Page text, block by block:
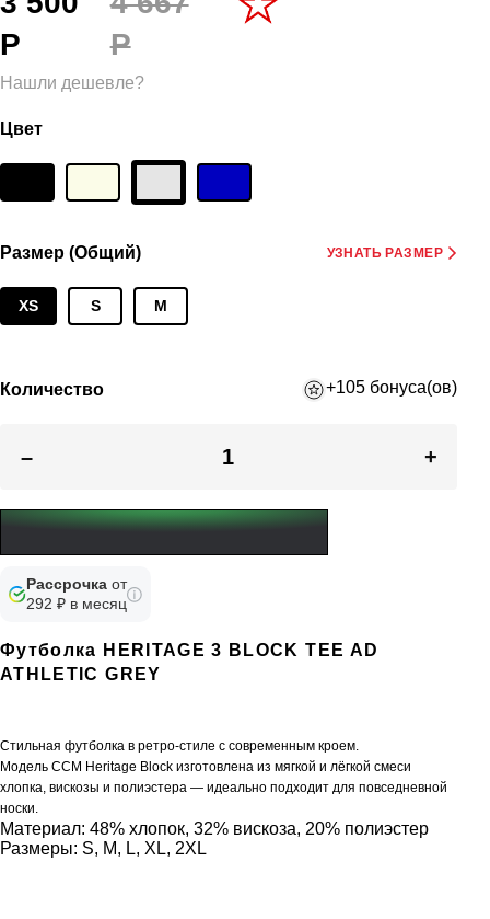
Р
Р
Нашли дешевле?
Цвет
Размер (Общий) УЗНАТЬ РАЗМЕР
XS S M
Количество +105 бонуса(ов)
– +
Рассрочка от
292 ₽ в месяц
Футболка HERITAGE 3 BLOCK TEE AD
ATHLETIC GREY
Стильная футболка в ретро-стиле с современным кроем.
Модель CCM Heritage Block изготовлена ​​из мягкой и лёгкой смеси
хлопка, вискозы и полиэстера — идеально подходит для повседневной
носки.
Материал: 48% хлопок, 32% вискоза, 20% полиэстер
Размеры: S, M, L, XL, 2XL